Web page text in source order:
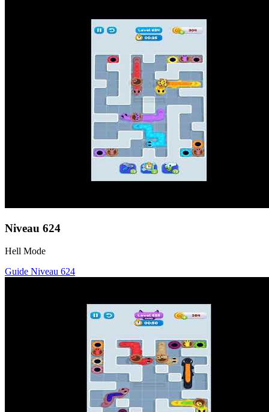
Niveau 624
Hell Mode
Guide Niveau 624